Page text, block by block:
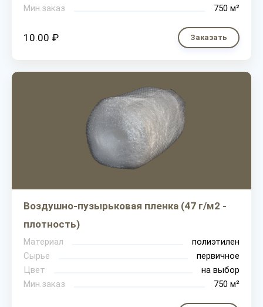
Мин.заказ
750 м²
10.00 ₽ Заказать
Воздушно-пузырьковая пленка (47 г/м2 -
плотность)
Материал
полиэтилен
Сырье
первичное
Цвет
на выбор
Мин.заказ
750 м²